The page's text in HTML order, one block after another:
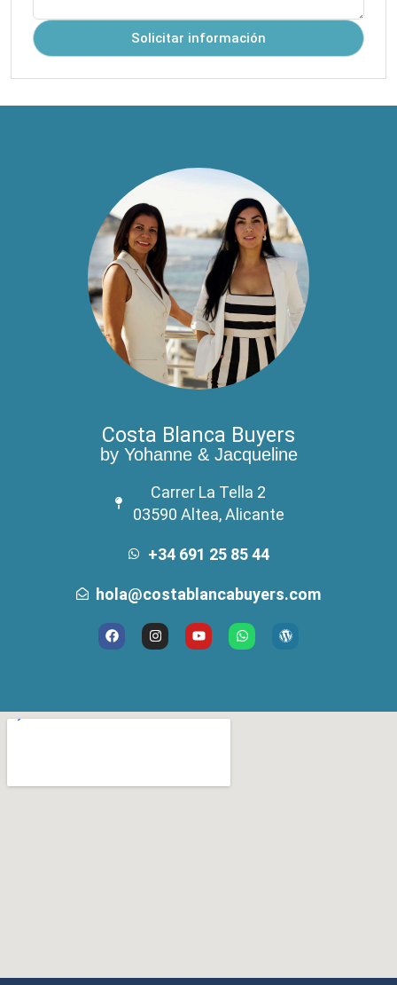
Solicitar información
Costa Blanca Buyers
by Yohanne & Jacqueline
Carrer La Tella 2
03590 Altea, Alicante
+34 691 25 85 44
hola@costablancabuyers.com